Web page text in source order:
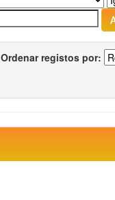
Ordenar registos por: